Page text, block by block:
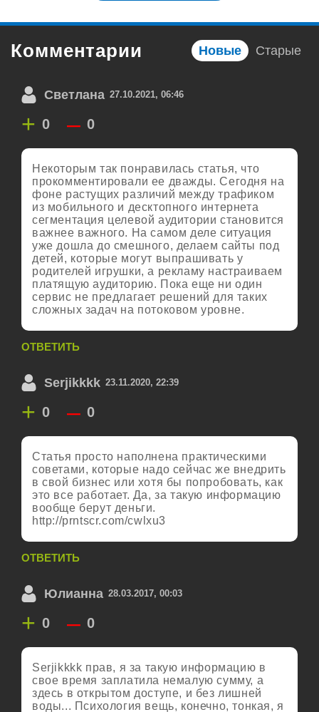
Комментарии Новые Старые
Светлана 27.10.2021, 06:46
+ 0 – 0
Некоторым так понравилась статья, что
прокомментировали ее дважды. Сегодня на
фоне растущих различий между трафиком
из мобильного и десктопного интернета
сегментация целевой аудитории становится
важнее важного. На самом деле ситуация
уже дошла до смешного, делаем сайты под
детей, которые могут выпрашивать у
родителей игрушки, а рекламу настраиваем
платящую аудиторию. Пока еще ни один
сервис не предлагает решений для таких
сложных задач на потоковом уровне.
ОТВЕТИТЬ
Serjikkkk 23.11.2020, 22:39
+ 0 – 0
Статья просто наполнена практическими
советами, которые надо сейчас же внедрить
в свой бизнес или хотя бы попробовать, как
это все работает. Да, за такую информацию
вообще берут деньги.
http://prntscr.com/cwlxu3
ОТВЕТИТЬ
Юлианна 28.03.2017, 00:03
+ 0 – 0
Serjikkkk прав, я за такую информацию в
свое время заплатила немалую сумму, а
здесь в открытом доступе, и без лишней
воды... Психология вещь, конечно, тонкая, я